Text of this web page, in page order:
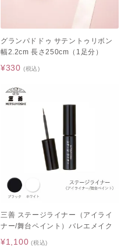
グランパドドゥ サテントゥリボン
幅2.2cm 長さ250cm（1足分）
¥330 (税込)
三善 ステージライナー（アイライ
ナー/舞台ペイント）バレエメイク
¥1,100 (税込)